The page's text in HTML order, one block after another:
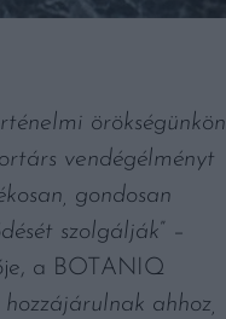
örökségünkön
vendégélményt
gondosan
szolgálják ” –
a BOTANIQ
ahhoz,